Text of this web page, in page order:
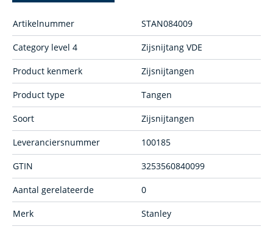
Artikelnummer STAN084009
Category level 4 Zijsnijtang VDE
Product kenmerk Zijsnijtangen
Product type Tangen
Soort Zijsnijtangen
Leveranciersnummer 100185
GTIN 3253560840099
Aantal gerelateerde 0
Merk Stanley